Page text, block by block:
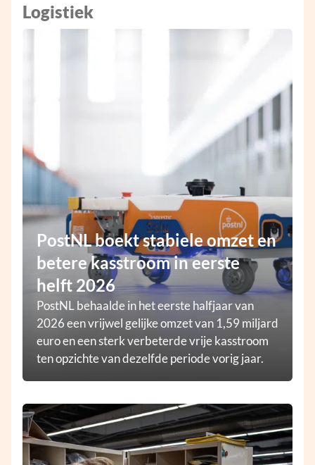
Logistiek
PostNL boekt stabiele omzet en
betere kasstroom in eerste
helft 2026
PostNL behaalde in het eerste halfjaar van
2026 een vrijwel gelijke omzet van 1,59 miljard
euro en een sterk verbeterde vrije kasstroom
ten opzichte van dezelfde periode vorig jaar.